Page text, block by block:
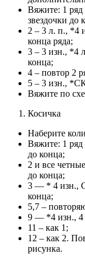
Вяжите: 1 ряд
звездочки до
2 – 3 л. п., *4
конца ряда;
3 – 3 изн., *4
конца;
4 – повтор 2
5 – 3 изн.,
Вяжите по
Косичка
Наберите
Вяжите: 1
до конца;
2 и все
до конца;
3 — * 4 изн.,
конца;
5,7 –
9 — *4 изн., 4
11 – как 1;
12 – как 2.
рисунка.